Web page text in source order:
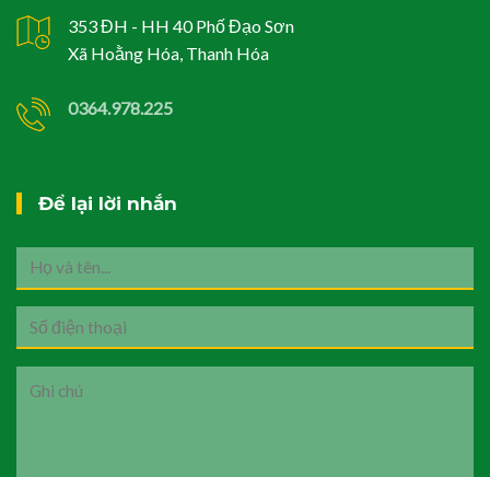
353 ĐH - HH 40 Phố Đạo Sơn
Xã Hoằng Hóa, Thanh Hóa
0364.978.225
Để lại lời nhắn